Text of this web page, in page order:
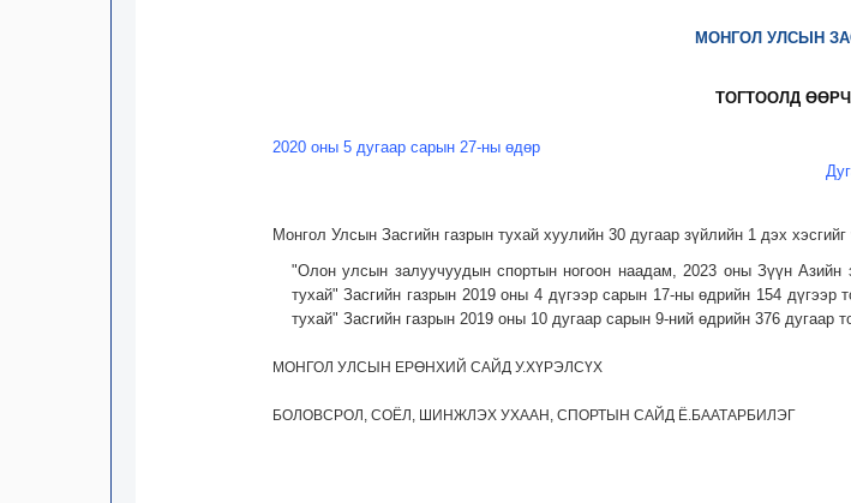
МОНГОЛ УЛСЫН
ТОГТООЛД
2020 оны 5 дугаар сарын 27-ны өдөр
Монгол Улсын Засгийн газрын тухай хуулийн 30 дугаар зүйлийн 1 дэх
"Олон улсын залуучуудын спортын ногоон наадам, 2023 оны Зүүн
тухай" Засгийн газрын 2019 оны 4 дүгээр сарын 17-ны өдрийн 154
тухай" Засгийн газрын 2019 оны 10 дугаар сарын 9-ний өдрийн 376 дугаар
МОНГОЛ УЛСЫН ЕРӨНХИЙ САЙД У.ХҮРЭЛСҮХ
БОЛОВСРОЛ, СОЁЛ, ШИНЖЛЭХ УХААН, СПОРТЫН САЙД Ё.БААТАРБИЛЭГ